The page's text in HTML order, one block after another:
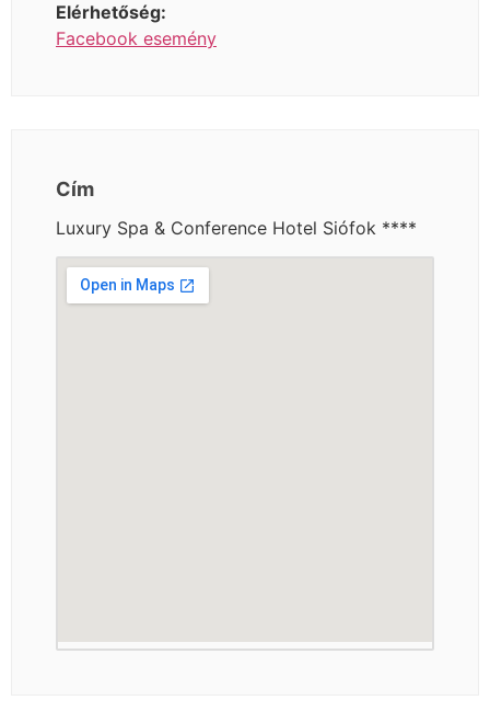
Elérhetőség:
Facebook esemény
Cím
Luxury Spa & Conference Hotel Siófok ****